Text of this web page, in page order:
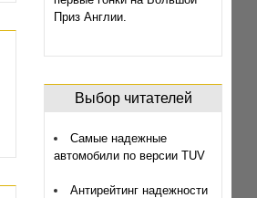
Приз Англии.
Выбор читателей
Самые надежные
автомобили по версии TUV
Антирейтинг надежности